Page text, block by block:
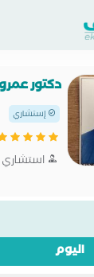
دكتور
إستشاري
استشاري
اليوم